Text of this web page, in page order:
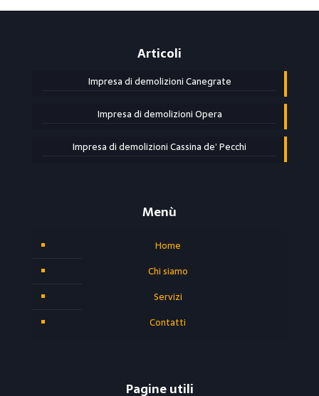
Articoli
Impresa di demolizioni Canegrate
Impresa di demolizioni Opera
Impresa di demolizioni Cassina de’ Pecchi
Menù
Home
Chi siamo
Servizi
Contatti
Pagine utili